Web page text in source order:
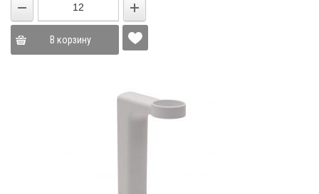
В корзину